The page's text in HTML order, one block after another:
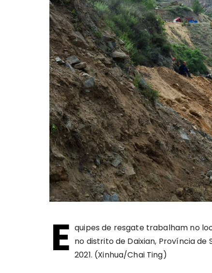
E quipes de resgate trabalham no
no distrito de Daixian, Província de
2021. (Xinhua/Chai Ting)